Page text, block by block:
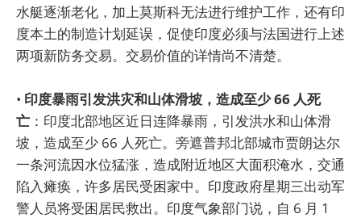
水艇逐渐老化，加上莫斯科无法进行维护工作，还有印
度本土的制造计划延误，促使印度必须与法国进行上述
两项新防务交易。交易价值的详情尚不清楚。
• 印度暴雨引发洪灾和山体滑坡，造成至少 66 人死
亡 ：印度北部地区近日连降暴雨，引发洪水和山体滑
坡，造成至少 66 人死亡。旁遮普邦北部城市贾朗达尔
一条河流因水位猛涨，造成附近地区大面积淹水，交通
陷入瘫痪，许多居民受困家中。印度政府星期三出动军
警人员将受困居民救出。印度气象部门说，自 6 月 1